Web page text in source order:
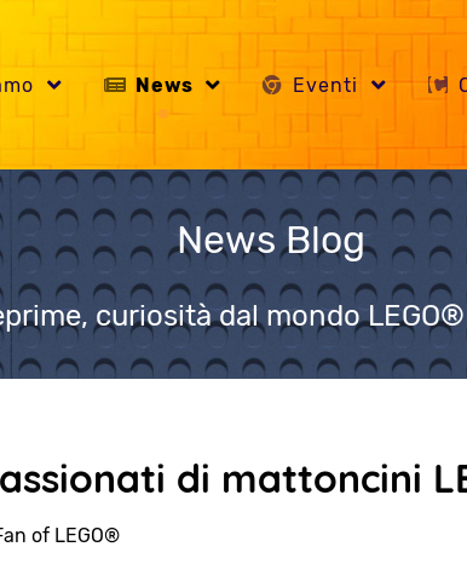
News Eventi
News Blog
curiosità dal mondo LEGO®
di mattoncini
of LEGO®